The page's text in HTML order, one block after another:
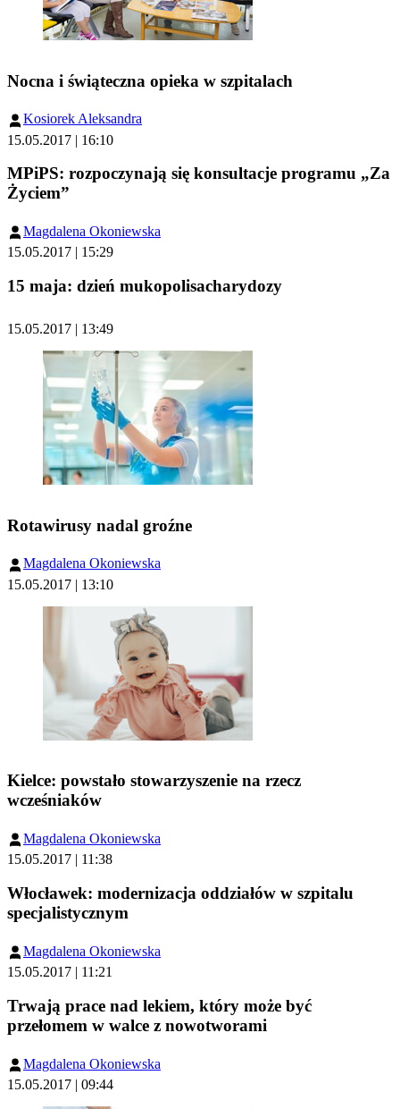
Nocna i świąteczna opieka w szpitalach
Kosiorek Aleksandra
15.05.2017 | 16:10
MPiPS: rozpoczynają się konsultacje programu „Za
Życiem”
Magdalena Okoniewska
15.05.2017 | 15:29
15 maja: dzień mukopolisacharydozy
15.05.2017 | 13:49
Rotawirusy nadal groźne
Magdalena Okoniewska
15.05.2017 | 13:10
Kielce: powstało stowarzyszenie na rzecz
wcześniaków
Magdalena Okoniewska
15.05.2017 | 11:38
Włocławek: modernizacja oddziałów w szpitalu
specjalistycznym
Magdalena Okoniewska
15.05.2017 | 11:21
Trwają prace nad lekiem, który może być
przełomem w walce z nowotworami
Magdalena Okoniewska
15.05.2017 | 09:44